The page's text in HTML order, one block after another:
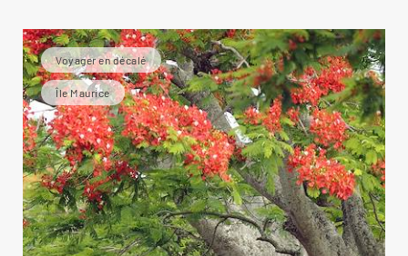
Voyager en décalé
Île Maurice